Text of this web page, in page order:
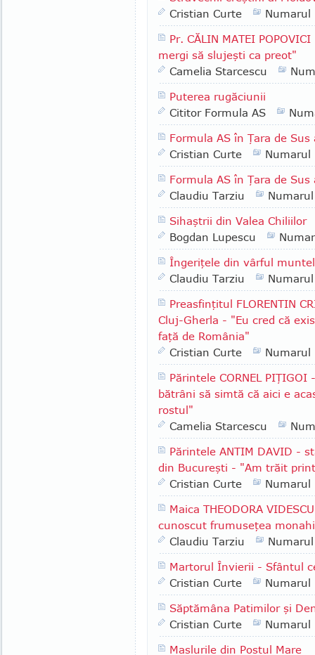
Cristian Curte
Numarul
Pr. CĂLIN MATEI
mergi să slujeşti ca preot"
Camelia Starcescu
Puterea rugăciunii
Cititor Formula AS
Formula AS în Ţara de
Cristian Curte
Numarul
Formula AS în Ţara de
Claudiu Tarziu
Sihaştrii din Valea Chiliilor
Bogdan Lupescu
Îngeriţele din vârful
Claudiu Tarziu
Preasfinţitul FLORENTIN
Cluj-Gherla - "Eu cred că
faţă de România"
Cristian Curte
Numarul
Părintele CORNEL
bătrâni să simtă că aici e
rostul"
Camelia Starcescu
Părintele ANTIM DAVID -
din Bucureşti - "Am trăit
Cristian Curte
Numarul
Maica THEODORA
cunoscut frumuseţea
Claudiu Tarziu
Martorul Învierii - Sfântul
Cristian Curte
Numarul
Săptămâna Patimilor şi
Cristian Curte
Numarul
Maslurile din Postul Mare